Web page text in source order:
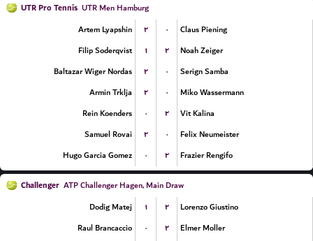
UTR Pro Tennis UTR Men Hamburg
Artem Lyapshin
۲ ۰
Claus Piening
Filip Soderqvist
۱ ۲
Noah Zeiger
Baltazar Wiger Nordas
۲ ۰
Serign Samba
Armin Trklja
۲ ۰
Miko Wassermann
Rein Koenders
۰ ۲
Vit Kalina
Samuel Rovai
۲ ۰
Felix Neumeister
Hugo Garcia Gomez
۰ ۲ Frazier Rengifo
Challenger ATP Challenger Hagen, Main Draw
Dodig Matej
۱ ۲
Lorenzo Giustino
Raul Brancaccio
۰ ۲
Elmer Moller